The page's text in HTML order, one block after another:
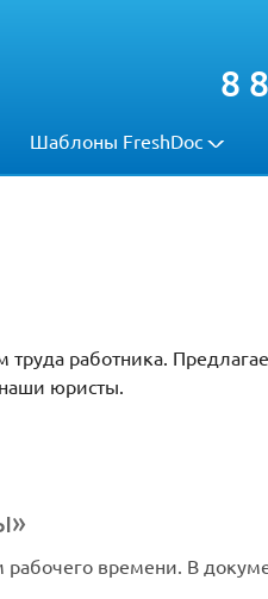
Шаблоны FreshDoc
8
работника.
юристы.
времени. В